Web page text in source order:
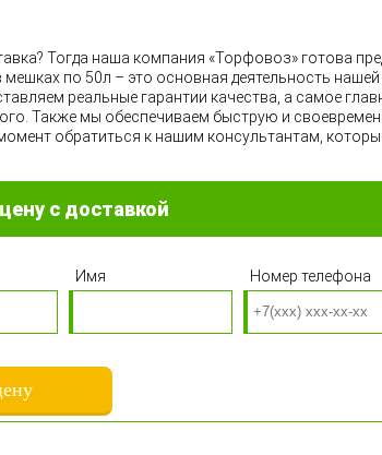
Тогда наша компания «Торфовоз» готова
по 50л – это основная деятельность нашей
реальные гарантии качества, а самое
Также мы обеспечиваем быструю и
обратиться к нашим консультантам,
с доставкой
Имя Номер телефона